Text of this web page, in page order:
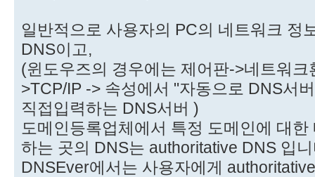
일반적으로 사용자의 PC의 네트워크 정
DNS이고,
(윈도우즈의 경우에는 제어판->네트워
>TCP/IP -> 속성에서 "자동으로 DNS서
직접입력하는 DNS서버 )
도메인등록업체에서 특정 도메인에 대
하는 곳의 DNS는 authoritative DNS 입
DNSEver에서는 사용자에게